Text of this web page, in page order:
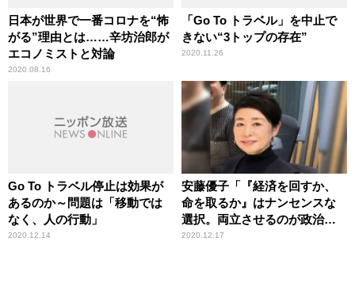
日本が世界で一番コロナを“怖
がる”理由とは……辛坊治郎が
エコノミストと対論
2020.08.16
「Go To トラベル」を中止で
きない“3トップの存在”
2020.11.26
Go To トラベル停止は効果が
あるのか～問題は「移動では
なく、人の行動」
2020.12.14
安藤優子「『経済を回すか、
命を取るか』はナンセンスな
選択。両立させるのが政治」
『GoTo』全国一律停止受けて
2020.12.17